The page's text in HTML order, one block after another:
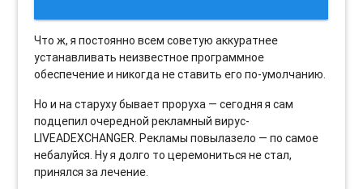
Что ж, я постоянно всем советую аккуратнее
устанавливать неизвестное программное
обеспечение и никогда не ставить его по-умолчанию.
Но и на старуху бывает проруха — сегодня я сам
подцепил очередной рекламный вирус-
LIVEADEXCHANGER. Рекламы повылазело — по самое
небалуйся. Ну я долго то церемониться не стал,
принялся за лечение.